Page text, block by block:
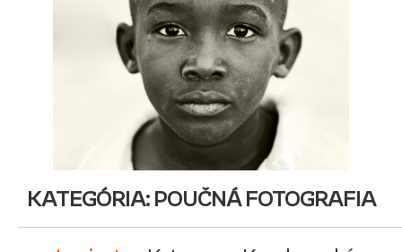
KATEGÓRIA: POUČNÁ FOTOGRAFIA